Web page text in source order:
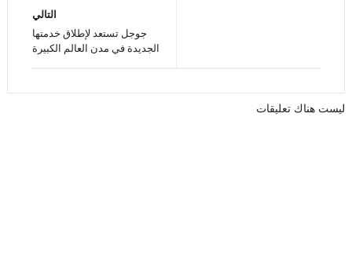
التالي
جوجل تستعد لإطلاق خدمتها
الجديدة في مدن العالم الكبيرة
ليست هناك تعليقات